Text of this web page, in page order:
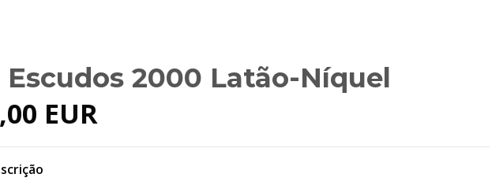
Escudos 2000 Latão-Níquel
EUR